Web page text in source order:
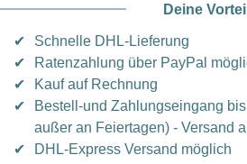
Deine
✔
Schnelle DHL-Lieferung
✔
Ratenzahlung über PayPal
✔
Kauf auf Rechnung
✔
Bestell-und Zahlungseingang
außer an Feiertagen) - Versand
✔
DHL-Express Versand möglich